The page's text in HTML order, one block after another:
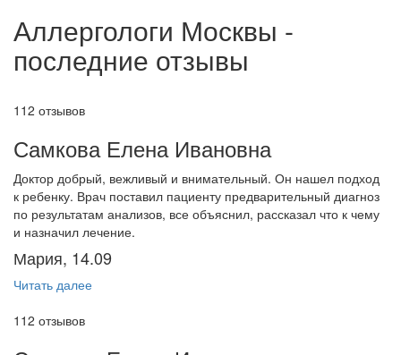
Аллергологи Москвы -
последние отзывы
112 отзывов
Самкова Елена Ивановна
Доктор добрый, вежливый и внимательный. Он нашел подход
к ребенку. Врач поставил пациенту предварительный диагноз
по результатам анализов, все объяснил, рассказал что к чему
и назначил лечение.
Мария, 14.09
Читать далее
112 отзывов